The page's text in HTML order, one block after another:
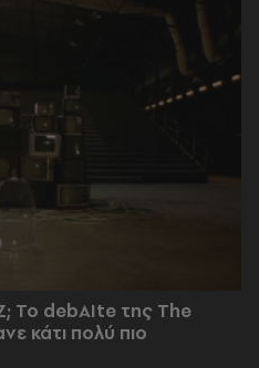
Το debAIte της The
κάτι πολύ πιο